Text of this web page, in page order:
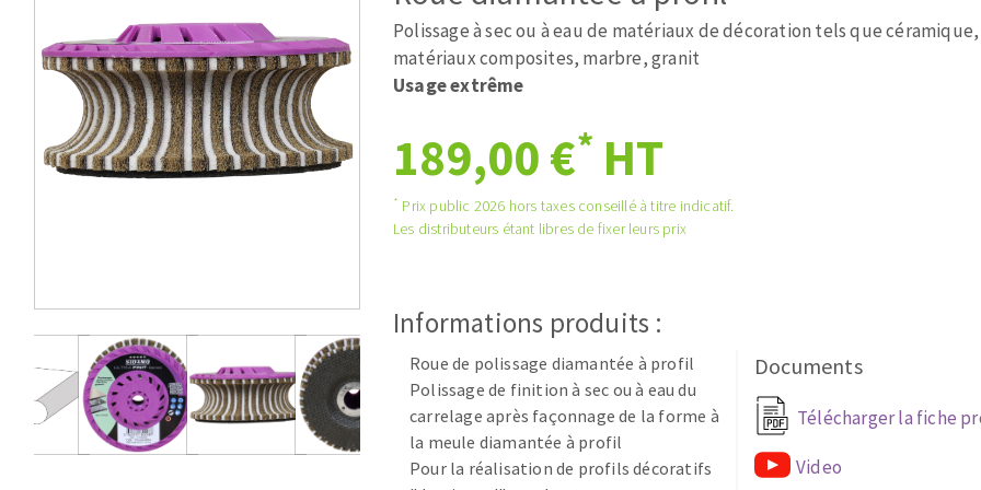
Système grands formats
Table de travail
Roues diamantées à profil
Disques à lamelles diamantés
Système auto-nivelant à vis
Bandes abrasives
Disques fibre et papier
Feuilles 230 x 280 mm
Cales à poncer et patins
Polissage à sec ou à eau de matériaux de décoration tels que
matériaux composites, marbre, granit
Usage extrême
189,00 €* HT
* Prix public 2026 hors taxes conseillé à titre indicatif.
Les distributeurs étant libres de fixer leurs prix
Informations produits :
Roue de polissage diamantée à profil
Polissage de finition à sec ou à eau du
carrelage après façonnage de la forme à
la meule diamantée à profil
Pour la réalisation de profils décoratifs
Documents
Télécharger la fiche
Video